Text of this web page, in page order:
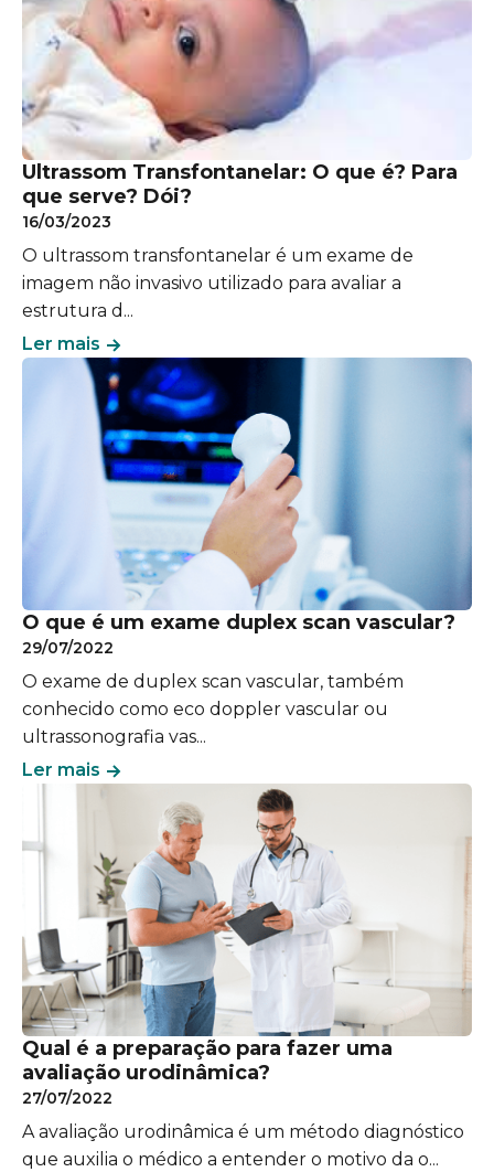
​​Ultrassom Transfontanelar: O que é? Para
que serve? Dói?
16/03/2023
O ultrassom transfontanelar é um exame de
imagem não invasivo utilizado para avaliar a
estrutura d...
Ler mais
​​O que é um exame duplex scan vascular?
29/07/2022
O exame de duplex scan vascular, também
conhecido como eco doppler vascular ou
ultrassonografia vas...
Ler mais
Qual é a preparação para fazer uma
avaliação urodinâmica?
27/07/2022
A avaliação urodinâmica é um método diagnóstico
que auxilia o médico a entender o motivo da o...